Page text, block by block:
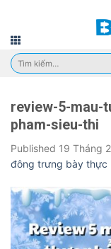
content
Tìm
kiếm:
review-5-mau-
pham-sieu-thi
Published 19 Tháng
đông trưng bày thực